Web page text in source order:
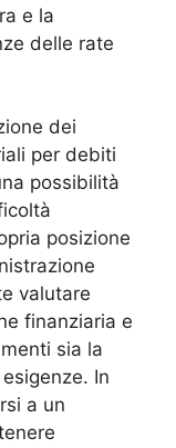
e la
delle rate
dei
per debiti
possibilità
posizione
valutare
finanziaria e
sia la
In
a un